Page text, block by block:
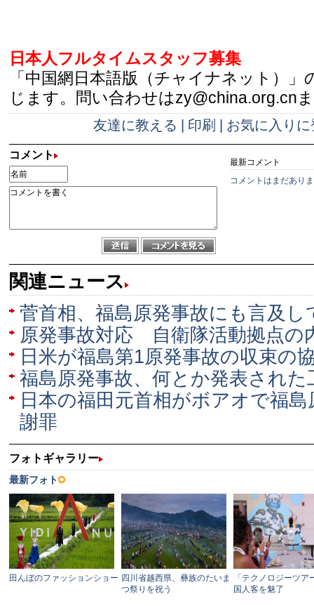
日本人フルタイムスタッフ募集
「中国網日本語版（チャイナネット）」
じます。問い合わせはzy@china.org.cn
友達に教える 印刷 お気に入りに
コメント
最新コメント
コメントはまだあり
関連ニュース
菅首相、福島原発事故にも言及し
原発事故対応 自衛隊活動拠点の
日米が福島第1原発事故の収束の
福島原発事故、何とか発表された
日本の福田元首相がボアオで福
謝罪